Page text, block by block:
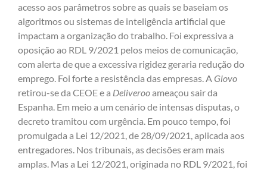
acesso aos parâmetros sobre as quais se baseiam os
algoritmos ou sistemas de inteligência artificial que
impactam a organização do trabalho. Foi expressiva a
oposição ao RDL 9/2021 pelos meios de comunicação,
com alerta de que a excessiva rigidez geraria redução do
emprego. Foi forte a resistência das empresas. AGlovo
retirou-se da CEOE e a Deliverooameaçou sair da
Espanha. Em meio a um cenário de intensas disputas, o
decreto tramitou com urgência. Em pouco tempo, foi
promulgada a Lei 12/2021, de 28/09/2021, aplicada aos
entregadores. Nos tribunais, as decisões eram mais
amplas. Mas a Lei 12/2021, originada no RDL 9/2021, foi